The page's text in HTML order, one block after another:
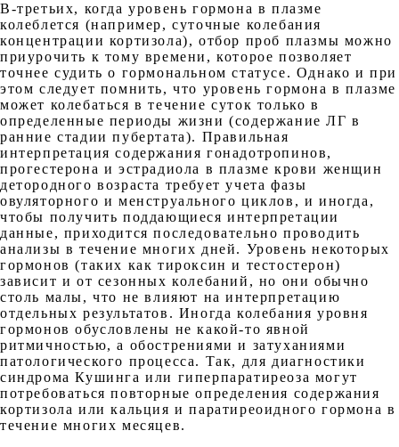
В-третьих, когда уровень гормона в плазме
колеблется (например, суточные колебания
концентрации кортизола), отбор проб плазмы можно
приурочить к тому времени, которое позволяет
точнее судить о гормональном статусе. Однако и при
этом следует помнить, что уровень гормона в плазме
может колебаться в течение суток только в
определенные периоды жизни (содержание ЛГ в
ранние стадии пубертата). Правильная
интерпретация содержания гонадотропинов,
прогестерона и эстрадиола в плазме крови женщин
детородного возраста требует учета фазы
овуляторного и менструального циклов, и иногда,
чтобы получить поддающиеся интерпретации
данные, приходится последовательно проводить
анализы в течение многих дней. Уровень некоторых
гормонов (таких как тироксин и тестостерон)
зависит и от сезонных колебаний, но они обычно
столь малы, что не влияют на интерпретацию
отдельных результатов. Иногда колебания уровня
гормонов обусловлены не какой-то явной
ритмичностью, а обострениями и затуханиями
патологического процесса. Так, для диагностики
синдрома Кушинга или гиперпаратиреоза могут
потребоваться повторные определения содержания
кортизола или кальция и паратиреоидного гормона в
течение многих месяцев.